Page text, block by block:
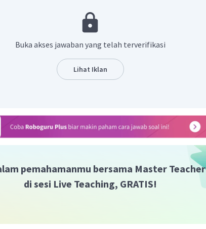
Buka akses jawaban yang telah terverifikasi
Lihat Iklan
pemahamanmu bersama Master Teacher
di sesi Live Teaching, GRATIS!